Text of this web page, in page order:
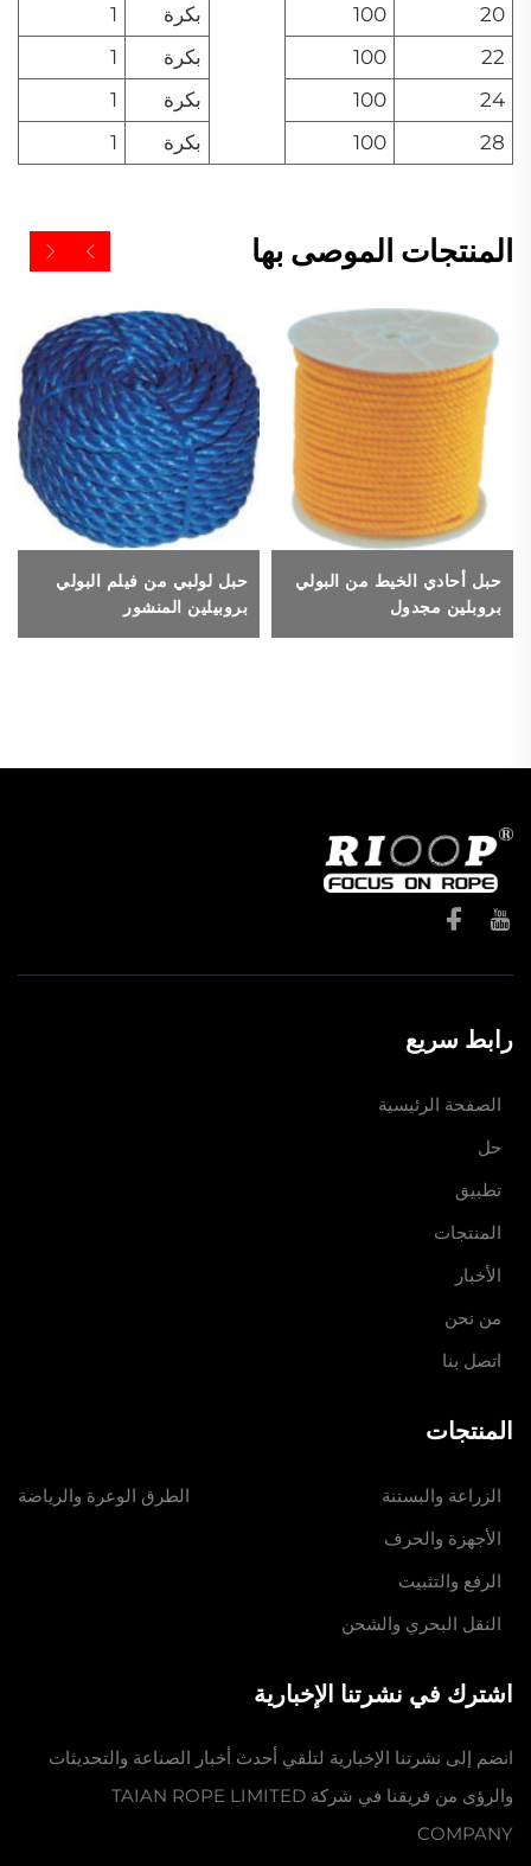
20
100 بكرة
1
22
100 بكرة
1
24
100 بكرة
1
28
100 بكرة 1
المنتجات الموصى بها
حبل أحادي الخيط من البولي
بروبلين مجدول
حبل لولبي من فيلم البولي
بروبيلين المنشور
رابط سريع
الصفحة الرئيسية
حل
تطبيق
المنتجات
الأخبار
من نحن
اتصل بنا
المنتجات
الزراعة والبستنة
الأجهزة والحرف
الرفع والتثبيت
النقل البحري والشحن
الطرق الوعرة والرياضة
اشترك في نشرتنا الإخبارية
انضم إلى نشرتنا الإخبارية لتلقي أحدث أخبار الصناعة والتحديثات
والرؤى من فريقنا في شركة TAIAN ROPE LIMITED
COMPANY